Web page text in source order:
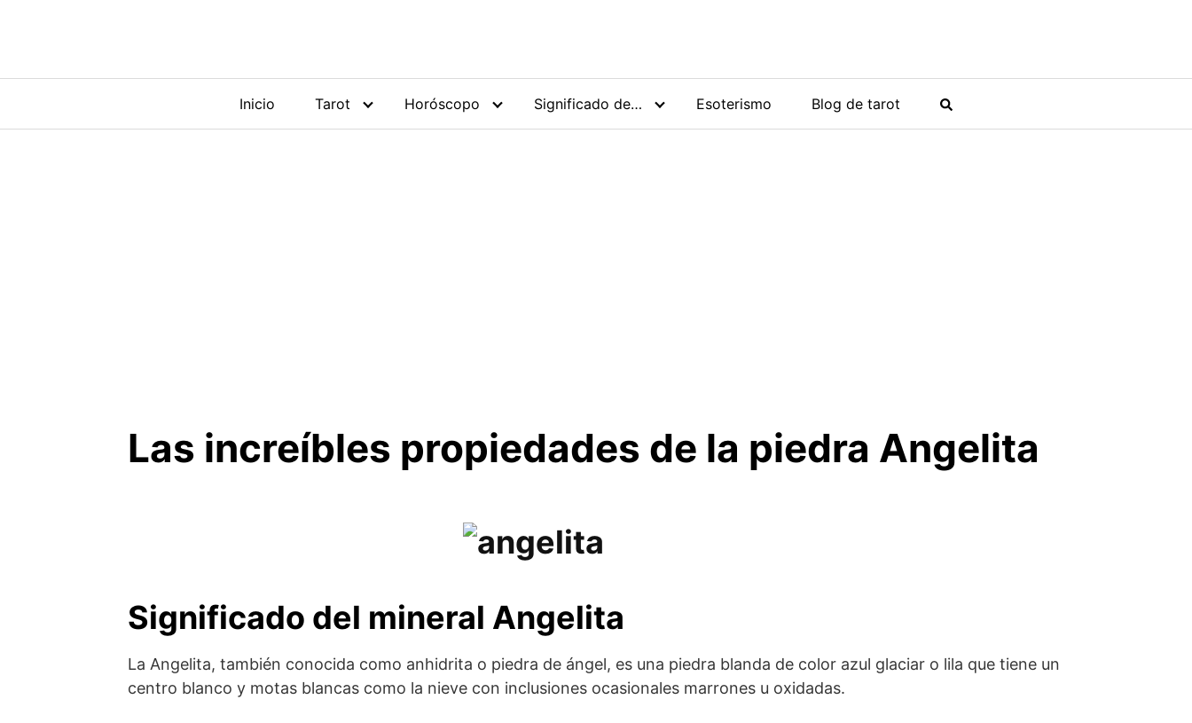
Inicio Tarot Horóscopo Significado de… Esoterismo Blog de tarot
Las increíbles propiedades de la piedra Angelita
Significado del mineral Angelita
La Angelita, también conocida como anhidrita o piedra de ángel, es una piedra blanda de color azul glaciar o lila que tiene un
centro blanco y motas blancas como la nieve con inclusiones ocasionales marrones u oxidadas.